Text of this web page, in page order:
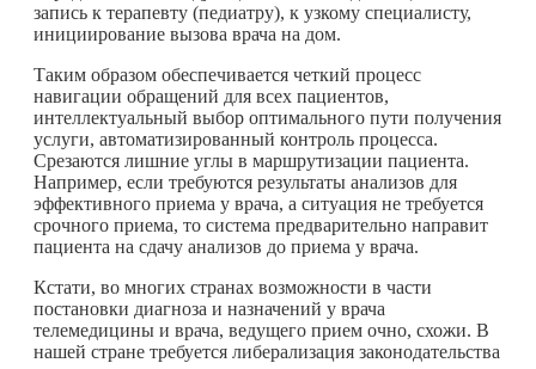
запись к терапевту (педиатру), к узкому специалисту,
инициирование вызова врача на дом.
Таким образом обеспечивается четкий процесс
навигации обращений для всех пациентов,
интеллектуальный выбор оптимального пути получения
услуги, автоматизированный контроль процесса.
Срезаются лишние углы в маршрутизации пациента.
Например, если требуются результаты анализов для
эффективного приема у врача, а ситуация не требуется
срочного приема, то система предварительно направит
пациента на сдачу анализов до приема у врача.
Кстати, во многих странах возможности в части
постановки диагноза и назначений у врача
телемедицины и врача, ведущего прием очно, схожи. В
нашей стране требуется либерализация законодательства